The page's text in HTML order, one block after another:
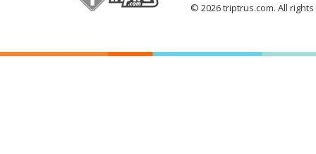
© 2026 triptrus.com. All